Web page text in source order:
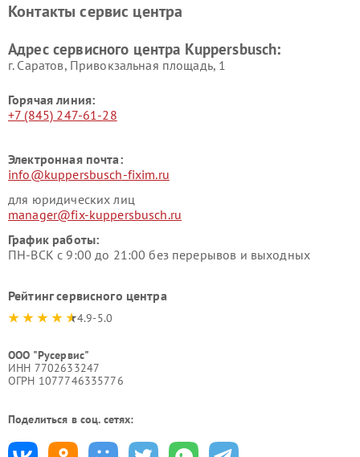
Kuppersbusch
вакуумных упаковщиков
Ремонт сушильных машин Kuppersbusch
Контакты сервис центра
Адрес сервисного центра Kuppersbusch:
г. Саратов, Привокзальная площадь, 1
Горячая линия:
+7 (845) 247-61-28
Электронная почта:
info@kuppersbusch-fixim.ru
для юридических лиц
manager@fix-kuppersbusch.ru
График работы:
ПН-ВСК с 9:00 до 21:00 без перерывов и выходных
Рейтинг сервисного центра
4.9-5.0
ООО "Русервис"
ИНН 7702633247
ОГРН 1077746335776
Поделиться в соц. сетях: